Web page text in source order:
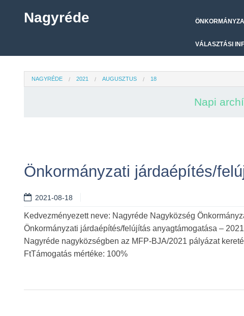
Nagyréde
VÁLASZTÁSI
NAGYRÉDE 2021 AUGUSZTUS 18
Napi
Önkormányzati járdaépítés/
2021-08-18
Kedvezményezett neve: Nagyréde Nagyközség
Önkormányzati járdaépítés/felújítás anyagtámogatása –
Nagyréde nagyközségben az MFP-BJA/2021 pályázat
FtTámogatás mértéke: 100%